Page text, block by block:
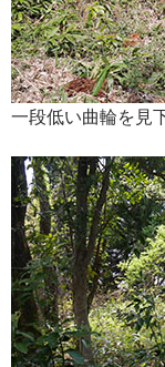
一段低い曲輪を見